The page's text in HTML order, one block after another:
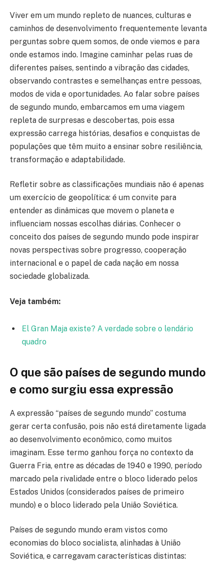
Viver em um mundo repleto de nuances, culturas e
caminhos de desenvolvimento frequentemente levanta
perguntas sobre quem somos, de onde viemos e para
onde estamos indo. Imagine caminhar pelas ruas de
diferentes países, sentindo a vibração das cidades,
observando contrastes e semelhanças entre pessoas,
modos de vida e oportunidades. Ao falar sobre países
de segundo mundo, embarcamos em uma viagem
repleta de surpresas e descobertas, pois essa
expressão carrega histórias, desafios e conquistas de
populações que têm muito a ensinar sobre resiliência,
transformação e adaptabilidade.
Refletir sobre as classificações mundiais não é apenas
um exercício de geopolítica: é um convite para
entender as dinâmicas que movem o planeta e
influenciam nossas escolhas diárias. Conhecer o
conceito dos países de segundo mundo pode inspirar
novas perspectivas sobre progresso, cooperação
internacional e o papel de cada nação em nossa
sociedade globalizada.
Veja também:
El Gran Maja existe? A verdade sobre o lendário
quadro
O que são países de segundo mundo
e como surgiu essa expressão
A expressão “países de segundo mundo” costuma
gerar certa confusão, pois não está diretamente ligada
ao desenvolvimento econômico, como muitos
imaginam. Esse termo ganhou força no contexto da
Guerra Fria, entre as décadas de 1940 e 1990, período
marcado pela rivalidade entre o bloco liderado pelos
Estados Unidos (considerados países de primeiro
mundo) e o bloco liderado pela União Soviética.
Países de segundo mundo eram vistos como
economias do bloco socialista, alinhadas à União
Soviética, e carregavam características distintas: